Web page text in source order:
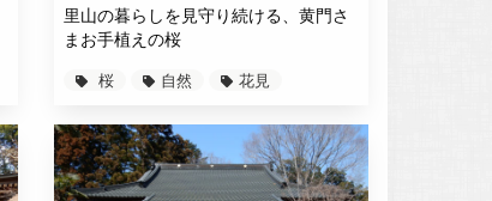
里山の暮らしを見守り続ける、黄門さ
まお手植えの桜
桜 自然 花見